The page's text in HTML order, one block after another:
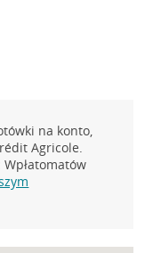
na konto,
Agricole.